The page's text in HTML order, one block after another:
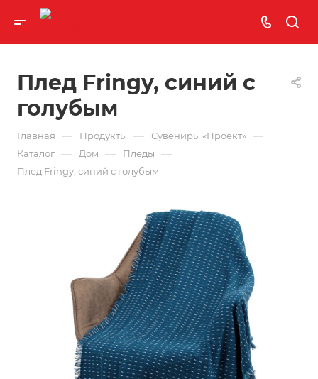
Плед Fringy, синий с
голубым
Главная — Продукты — Сувениры «Проект» —
Каталог — Дом — Пледы —
Плед Fringy, синий с голубым